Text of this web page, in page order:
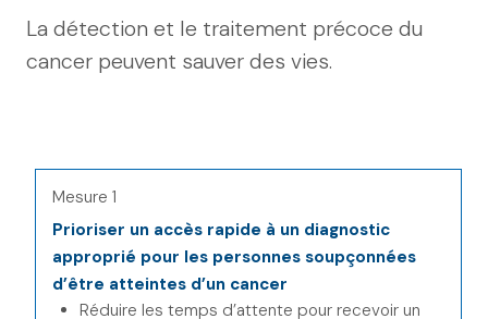
La détection et le traitement précoce du
cancer peuvent sauver des vies.
Mesure 1
Prioriser un accès rapide à un diagnostic
approprié pour les personnes soupçonnées
d’être atteintes d’un cancer
Réduire les temps d’attente pour recevoir un